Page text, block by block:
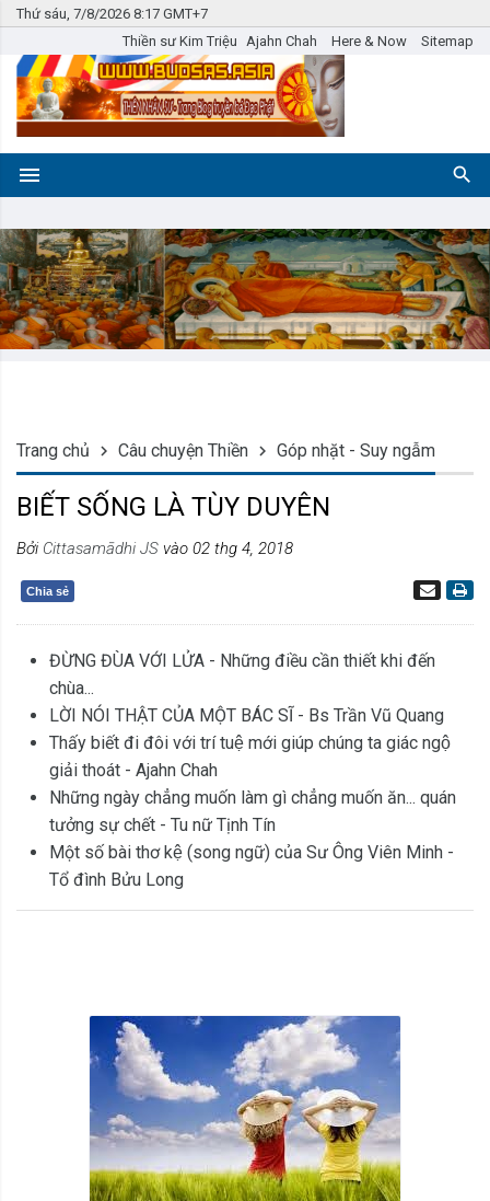
Thứ sáu, 7/8/2026 8:17 GMT+7
Thiền sư Kim Triệu Ajahn Chah Here & Now Sitemap
Trang chủ Câu chuyện Thiền Góp nhặt - Suy ngẫm
BIẾT SỐNG LÀ TÙY DUYÊN
Bởi Cittasamādhi JS vào 02 thg 4, 2018
Chia sẻ
ĐỪNG ĐÙA VỚI LỬA - Những điều cần thiết khi đến
chùa...
LỜI NÓI THẬT CỦA MỘT BÁC SĨ - Bs Trần Vũ Quang
Thấy biết đi đôi với trí tuệ mới giúp chúng ta giác ngộ
giải thoát - Ajahn Chah
Những ngày chẳng muốn làm gì chẳng muốn ăn... quán
tưởng sự chết - Tu nữ Tịnh Tín
Một số bài thơ kệ (song ngữ) của Sư Ông Viên Minh -
Tổ đình Bửu Long